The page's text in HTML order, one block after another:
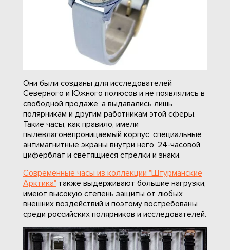
Они были созданы для исследователей
Северного и Южного полюсов и не появлялись в
свободной продаже, а выдавались лишь
полярникам и другим работникам этой сферы.
Такие часы, как правило, имели
пылевлагонепроницаемый корпус, специальные
антимагнитные экраны внутри него, 24-часовой
циферблат и светящиеся стрелки и знаки.
Современные часы из коллекции "Штурманские
Арктика" также выдерживают большие нагрузки,
имеют высокую степень защиты от любых
внешних воздействий и поэтому востребованы
среди российских полярников и исследователей.